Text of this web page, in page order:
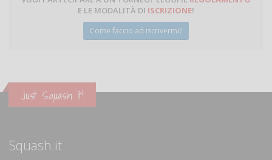
E LE MODALITÀ DI ISCRIZIONE!
Come faccio ad iscrivermi?
Just Squash It!
Squash.it